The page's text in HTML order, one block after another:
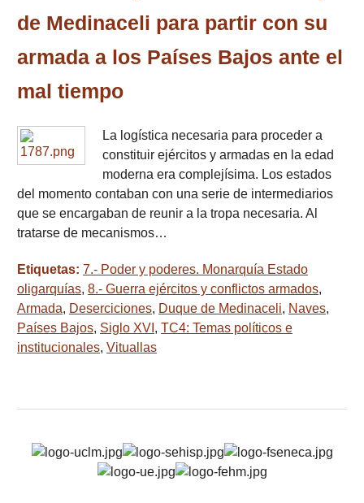
de Medinaceli para partir con su
armada a los Países Bajos ante el
mal tiempo
La logística necesaria para proceder a
constituir ejércitos y armadas en la edad
moderna era complejísima. Los estados
del momento contaban con una serie de intermediarios
que se encargaban de reunir a la tropa necesaria. Al
tratarse de mecanismos…
Etiquetas: 7.- Poder y poderes. Monarquía Estado
oligarquías, 8.- Guerra ejércitos y conflictos armados,
Armada, Deserciciones, Duque de Medinaceli, Naves,
Países Bajos, Siglo XVI , TC4: Temas políticos e
institucionales, Vituallas